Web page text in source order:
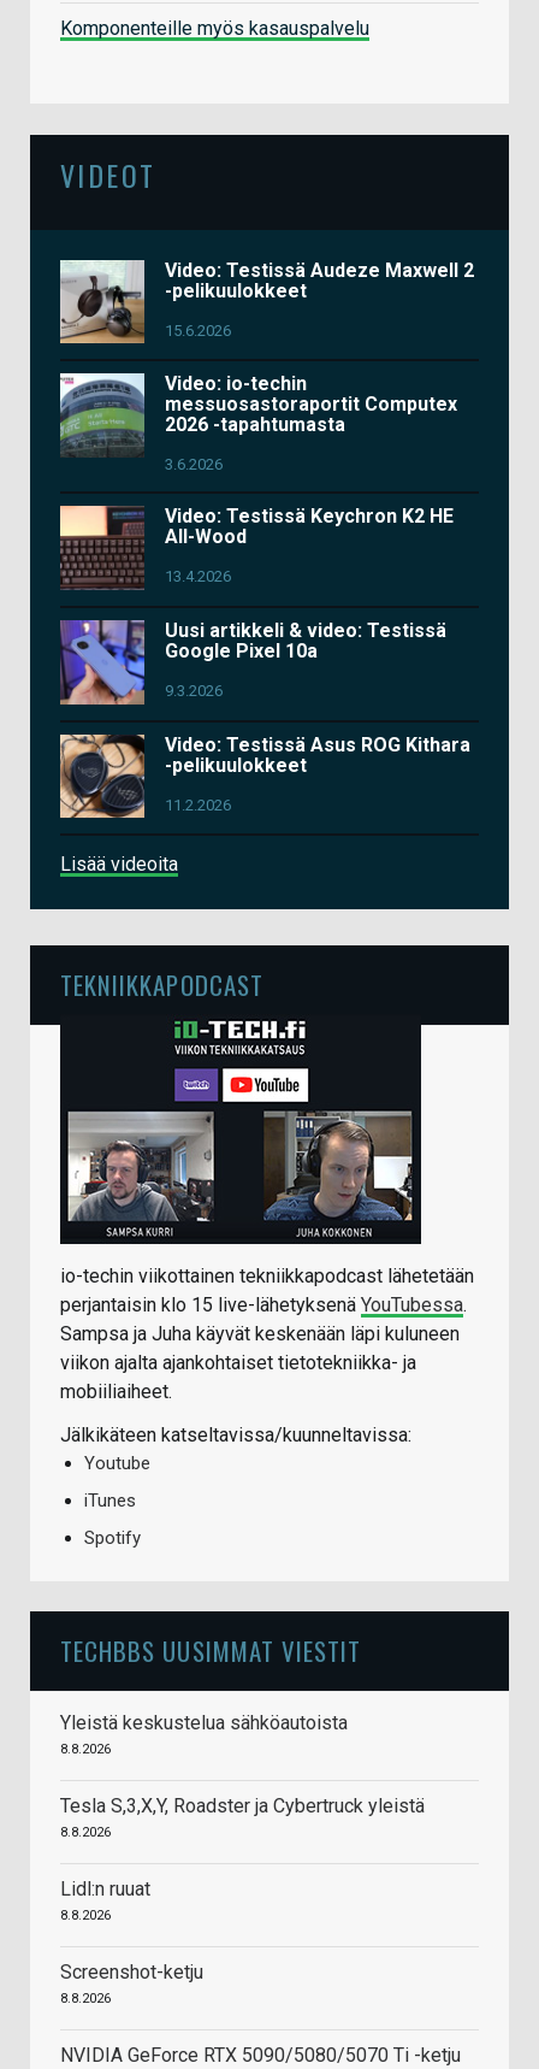
Komponenteille myös kasauspalvelu
VIDEOT
Video: Testissä Audeze Maxwell 2
-pelikuulokkeet
15.6.2026
Video: io-techin
messuosastoraportit Computex
2026 -tapahtumasta
3.6.2026
Video: Testissä Keychron K2 HE
All-Wood
13.4.2026
Uusi artikkeli & video: Testissä
Google Pixel 10a
9.3.2026
Video: Testissä Asus ROG Kithara
-pelikuulokkeet
11.2.2026
Lisää videoita
TEKNIIKKAPODCAST
io-techin viikottainen tekniikkapodcast lähetetään
perjantaisin klo 15 live-lähetyksenä YouTubessa.
Sampsa ja Juha käyvät keskenään läpi kuluneen
viikon ajalta ajankohtaiset tietotekniikka- ja
mobiiliaiheet.
Jälkikäteen katseltavissa/kuunneltavissa:
Youtube
iTunes
Spotify
TECHBBS UUSIMMAT VIESTIT
Yleistä keskustelua sähköautoista
8.8.2026
Tesla S,3,X,Y, Roadster ja Cybertruck yleistä
8.8.2026
Lidl:n ruuat
8.8.2026
Screenshot-ketju
8.8.2026
NVIDIA GeForce RTX 5090/5080/5070 Ti -ketju